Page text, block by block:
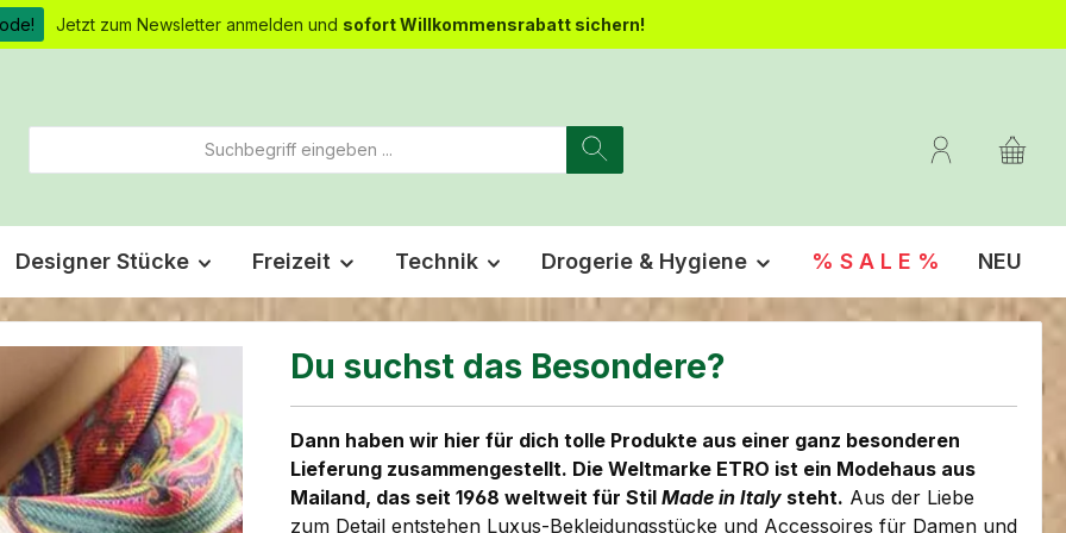
Jetzt zum Newsletter anmelden und sofort Willkommensrabatt sichern!
Designer Stücke Freizeit Technik Drogerie & Hygiene % S A L E % NEU
Du suchst das Besondere?
Dann haben wir hier für dich tolle Produkte aus einer ganz besonderen
Lieferung zusammengestellt. Die Weltmarke ETRO ist ein Modehaus aus
Mailand, das seit 1968 weltweit für Stil Made in Italy steht. Aus der Liebe
zum Detail entstehen Luxus-Bekleidungsstücke und Accessoires für Damen und